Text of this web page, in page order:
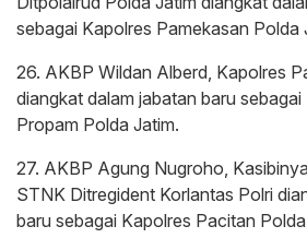
sebagai Kapolres Pamekasan Polda
26. AKBP Wildan Alberd, Kapolres
diangkat dalam jabatan baru
Propam Polda Jatim.
27. AKBP Agung Nugroho,
STNK Ditregident Korlantas Polri
baru sebagai Kapolres Pacitan